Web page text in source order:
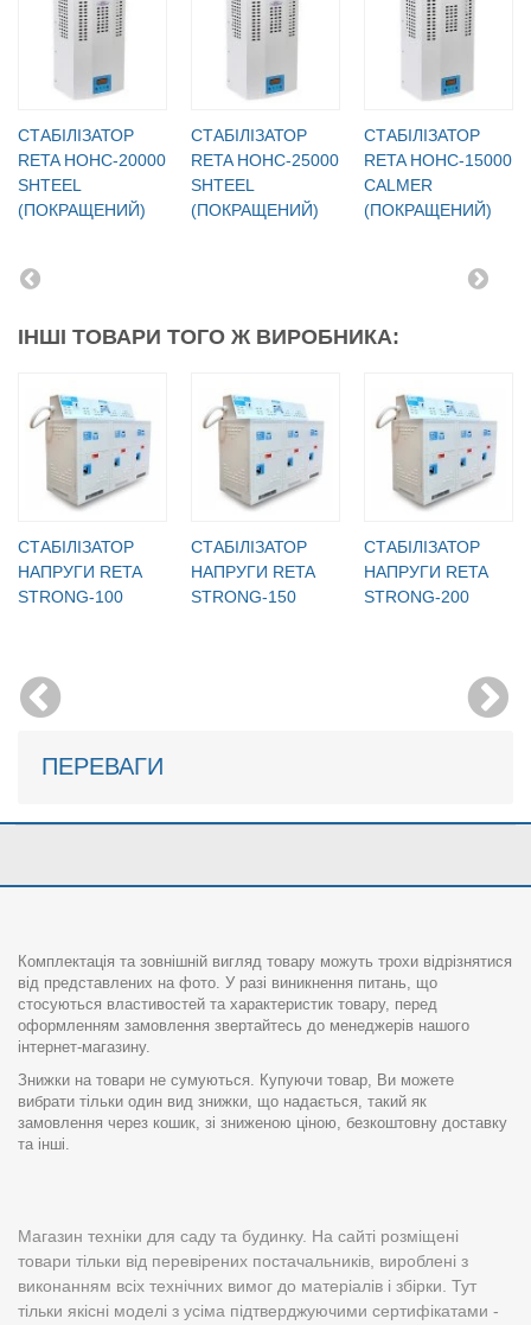
СТАБІЛІЗАТОР
RETA НОНС-20000
SHTEEL
(ПОКРАЩЕНИЙ)
СТАБІЛІЗАТОР
RETA НОНС-25000
SHTEEL
(ПОКРАЩЕНИЙ)
СТАБІЛІЗАТОР
RETA НОНС-15000
CALMER
(ПОКРАЩЕНИЙ)
ІНШІ ТОВАРИ ТОГО Ж ВИРОБНИКА:
CТАБІЛІЗАТОР
НАПРУГИ RETA
STRONG-100
CТАБІЛІЗАТОР
НАПРУГИ RETA
STRONG-150
CТАБІЛІЗАТОР
НАПРУГИ RETA
STRONG-200
ПЕРЕВАГИ
Комплектація та зовнішній вигляд товару можуть трохи відрізнятися
від представлених на фото. У разі виникнення питань, що
стосуються властивостей та характеристик товару, перед
оформленням замовлення звертайтесь до менеджерів нашого
інтернет-магазину.
Знижки на товари не сумуються. Купуючи товар, Ви можете
вибрати тільки один вид знижки, що надається, такий як
замовлення через кошик, зі зниженою ціною, безкоштовну доставку
та інші.
Магазин техніки для саду та будинку. На сайті розміщені
товари тільки від перевірених постачальників, вироблені з
виконанням всіх технічних вимог до матеріалів і збірки. Тут
тільки якісні моделі з усіма підтверджуючими сертифікатами -